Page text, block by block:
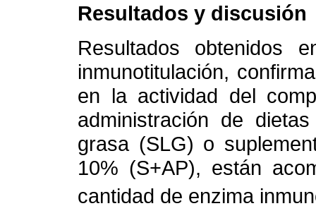
Resultados y discusión
Resultados obtenidos
inmunotitulación,
en la actividad del
administración de
grasa (SLG) o
10% (S+AP), están
cantidad de enzima